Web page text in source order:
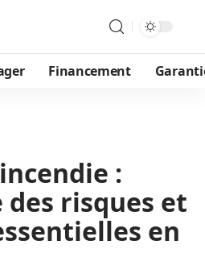
Financement
:
risques et
en